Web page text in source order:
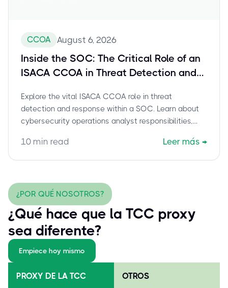
CCOA August 6, 2026
Inside the SOC: The Critical Role of an
ISACA CCOA in Threat Detection and
Explore the vital ISACA CCOA role in threat
detection and response within a SOC. Learn about
cybersecurity operations analyst responsibilities,
empowers professionals to combat cyber threats.
10 min read Leer más →
¿POR QUÉ NOSOTROS?
¿Qué hace que la TCC proxy
sea diferente?
Empiece hoy mismo
PROXY DE LA TCC OTROS